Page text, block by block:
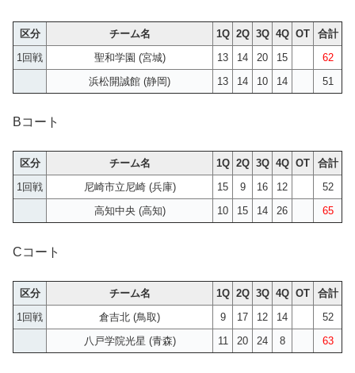
区分 チーム名 1Q 2Q 3Q 4Q OT
合計
1回戦
聖和学園 (宮城) 13 14 20 15
62
浜松開誠館 (静岡)
13 14 10 14 51
Bコート
区分 チーム名 1Q 2Q 3Q 4Q OT
合計
1回戦
尼崎市立尼崎 (兵庫) 15 9 16 12
52
高知中央 (高知)
10 15 14 26 65
Cコート
区分 チーム名 1Q 2Q 3Q 4Q OT
合計
1回戦
倉吉北 (鳥取) 9 17 12 14
52
八戸学院光星 (青森)
11 20 24 8 63